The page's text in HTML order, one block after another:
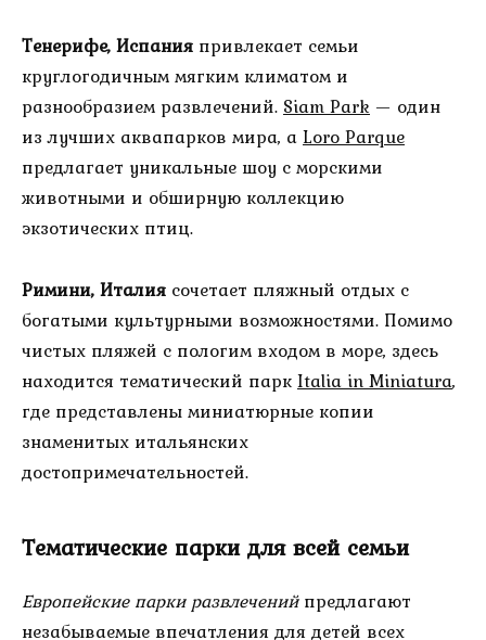
Тенерифе, Испания привлекает семьи
круглогодичным мягким климатом и
разнообразием развлечений. Siam Park — один
из лучших аквапарков мира, аLoro Parque
предлагает уникальные шоу с морскими
животными и обширную коллекцию
экзотических птиц.
Римини, Италия сочетает пляжный отдых с
богатыми культурными возможностями. Помимо
чистых пляжей с пологим входом в море, здесь
находится тематический паркItalia in Miniatura,
где представлены миниатюрные копии
знаменитых итальянских
достопримечательностей.
Тематические парки для всей семьи
Европейские парки развлеченийпредлагают
незабываемые впечатления для детей всех